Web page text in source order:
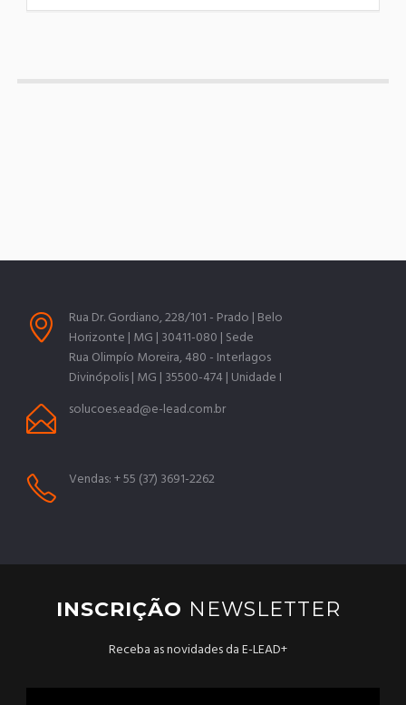
Rua Dr. Gordiano, 228/101 - Prado | Belo
Horizonte | MG | 30411-080 | Sede
Rua Olimpío Moreira, 480 - Interlagos
Divinópolis | MG | 35500-474 | Unidade I
solucoes.ead@e-lead.com.br
Vendas: + 55 (37) 3691-2262
INSCRIÇÃO NEWSLETTER
Receba as novidades da E-LEAD+